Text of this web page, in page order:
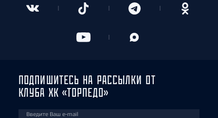
ПОДПИШИТЕСЬ НА РАССЫЛКИ ОТ
КЛУБА ХК «ТОРПЕДО»
Введите Ваш e-mail